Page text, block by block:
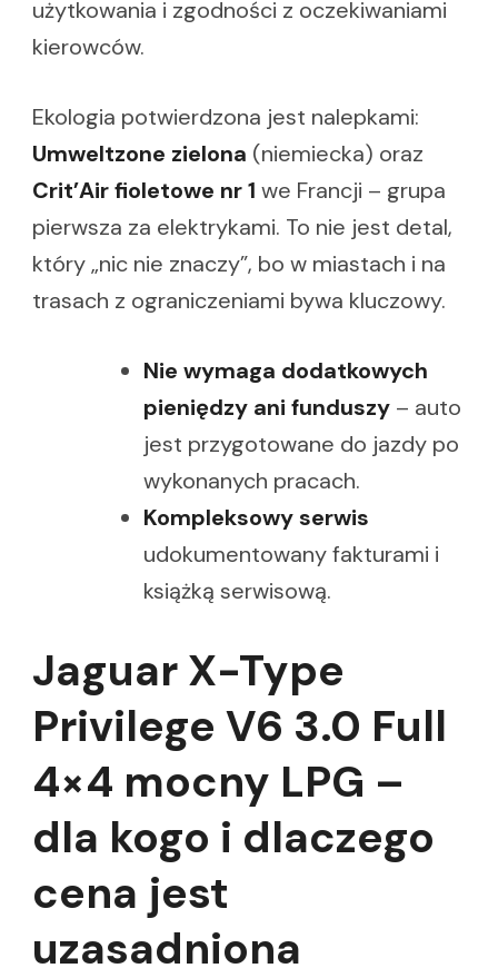
użytkowania i zgodności z oczekiwaniami
kierowców.
Ekologia potwierdzona jest nalepkami:
Umweltzone zielona (niemiecka) oraz
Crit’Air fioletowe nr 1 we Francji – grupa
pierwsza za elektrykami. To nie jest detal,
który „nic nie znaczy”, bo w miastach i na
trasach z ograniczeniami bywa kluczowy.
Nie wymaga dodatkowych
pieniędzy ani funduszy – auto
jest przygotowane do jazdy po
wykonanych pracach.
Kompleksowy serwis
udokumentowany fakturami i
książką serwisową.
Jaguar X-Type
Privilege V6 3.0 Full
4×4 mocny LPG –
dla kogo i dlaczego
cena jest
uzasadniona